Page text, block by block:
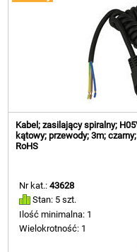
Kabel; zasilający spiralny;
kątowy; przewody; 3m;
RoHS
Nr kat.:43628
Stan: 5 szt.
Ilość minimalna: 1
Wielokrotność: 1